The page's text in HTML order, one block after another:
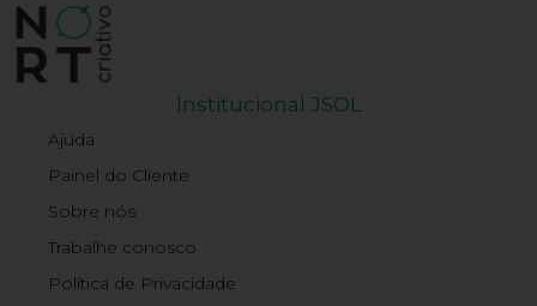
Institucional JSOL
Ajuda
Painel do Cliente
Sobre nós
Trabalhe conosco
Política de Privacidade